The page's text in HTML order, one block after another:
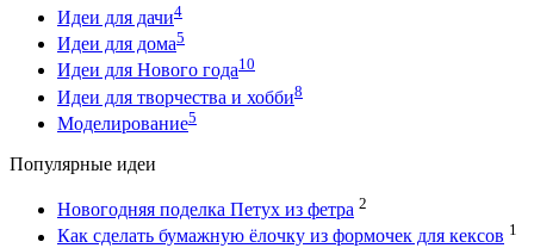
Идеи для дачи4
Идеи для дома5
Идеи для Нового года10
Идеи для творчества и хобби8
Моделирование5
Популярные идеи
Новогодняя поделка Петух из фетра 2
Как сделать бумажную ёлочку из формочек для кексов 1